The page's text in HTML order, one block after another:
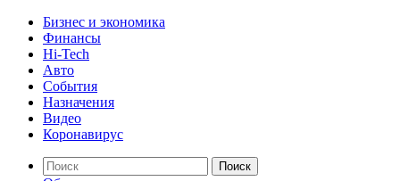
Бизнес и экономика
Финансы
Hi-Tech
Авто
События
Назначения
Видео
Коронавирус
Поиск